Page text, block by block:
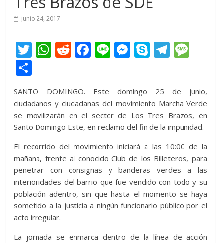
junio 24, 2017
T
er
W
s
A
p
p
R
di
t
F
b
o
o
k
Li M
e
n
g
er
S
p
e
T
gr
a
m
a
g
e
m
p
ar
ti
r
SANTO DOMINGO. Este domingo 25 de junio,
ciudadanos y ciudadanas del movimiento Marcha Verde
se movilizarán en el sector de Los Tres Brazos, en
Santo Domingo Este, en reclamo del fin de la impunidad.
El recorrido del movimiento iniciará a las 10:00 de la
mañana, frente al conocido Club de los Billeteros, para
penetrar con consignas y banderas verdes a las
interioridades del barrio que fue vendido con todo y su
población adentro, sin que hasta el momento se haya
sometido a la justicia a ningún funcionario público por el
acto irregular.
La jornada se enmarca dentro de la línea de acción